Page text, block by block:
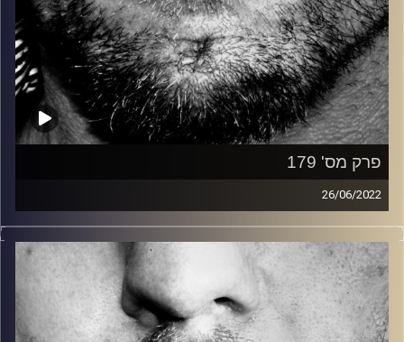
פרק מס' 179
26/06/2022
זיפים, מוזיקה מחוספסת של הופעות חיות. הרבה ג'אם, רוק,
בלוז, bluegrass, ג'אז, Fאנק, פרוגרסיב ואפילו אלקטרוניקה.
כל מה שחי, אמיתי ונושם.
עם שמוליק רגב.
קרדיט תמונות: David Goehring